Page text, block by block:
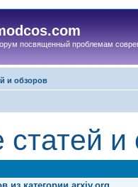
посвященный проблемам
и обзоров
и
из категории arxiv.org